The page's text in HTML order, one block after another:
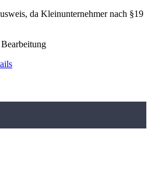
da Kleinunternehmer nach §19